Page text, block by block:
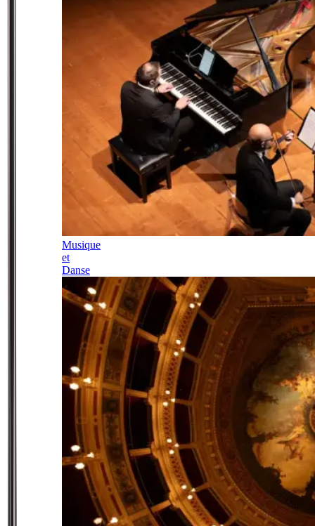
Musique
et
Danse